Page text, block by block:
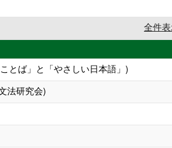
全件表
とば」と「やさしい日本語」)
法研究会)